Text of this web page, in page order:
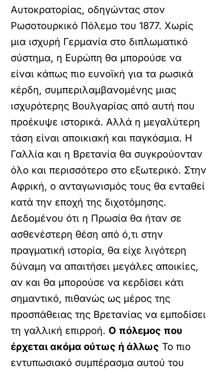
Αυτοκρατορίας, οδηγώντας στον
Ρωσοτουρκικό Πόλεμο του 1877. Χωρίς
μια ισχυρή Γερμανία στο διπλωματικό
σύστημα, η Ευρώπη θα μπορούσε να
είναι κάπως πιο ευνοϊκή για τα ρωσικά
κέρδη, συμπεριλαμβανομένης μιας
ισχυρότερης Βουλγαρίας από αυτή που
προέκυψε ιστορικά. Αλλά η μεγαλύτερη
τάση είναι αποικιακή και παγκόσμια. Η
Γαλλία και η Βρετανία θα συγκρούονταν
όλο και περισσότερο στο εξωτερικό. Στην
Αφρική, ο ανταγωνισμός τους θα ενταθεί
κατά την εποχή της διχοτόμησης.
Δεδομένου ότι η Πρωσία θα ήταν σε
ασθενέστερη θέση από ό,τι στην
πραγματική ιστορία, θα είχε λιγότερη
δύναμη να απαιτήσει μεγάλες αποικίες,
αν και θα μπορούσε να κερδίσει κάτι
σημαντικό, πιθανώς ως μέρος της
προσπάθειας της Βρετανίας να εμποδίσει
τη γαλλική επιρροή. Ο πόλεμος που
έρχεται ακόμα ούτως ή άλλως Το πιο
εντυπωσιακό συμπέρασμα αυτού του